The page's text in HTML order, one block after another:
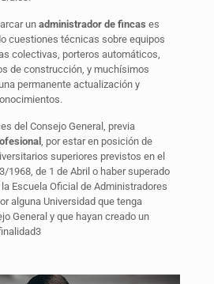
un administrador de fincas es
cuestiones técnicas sobre equipos
colectivas, porteros automáticos,
de construcción, y muchísimos
permanente actualización y
del Consejo General, previa
, por estar en posición de
superiores previstos en el
1968, de 1 de Abril o haber superado
Escuela Oficial de Administradores
alguna Universidad que tenga
General y que hayan creado un